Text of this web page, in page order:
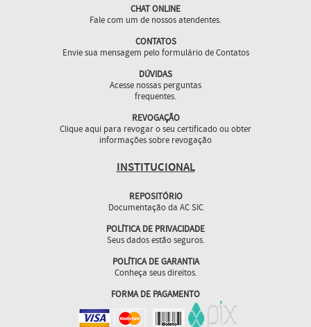
CHAT ONLINE
Fale com um de nossos atendentes.
CONTATOS
Envie sua mensagem pelo formulário de Contatos
DÚVIDAS
Acesse nossas perguntas
frequentes.
REVOGAÇÃO
Clique aqui para revogar o seu certificado ou obter
informações sobre revogação
INSTITUCIONAL
REPOSITÓRIO
Documentação da AC SIC
POLÍTICA DE PRIVACIDADE
Seus dados estão seguros.
POLÍTICA DE GARANTIA
Conheça seus direitos.
FORMA DE PAGAMENTO